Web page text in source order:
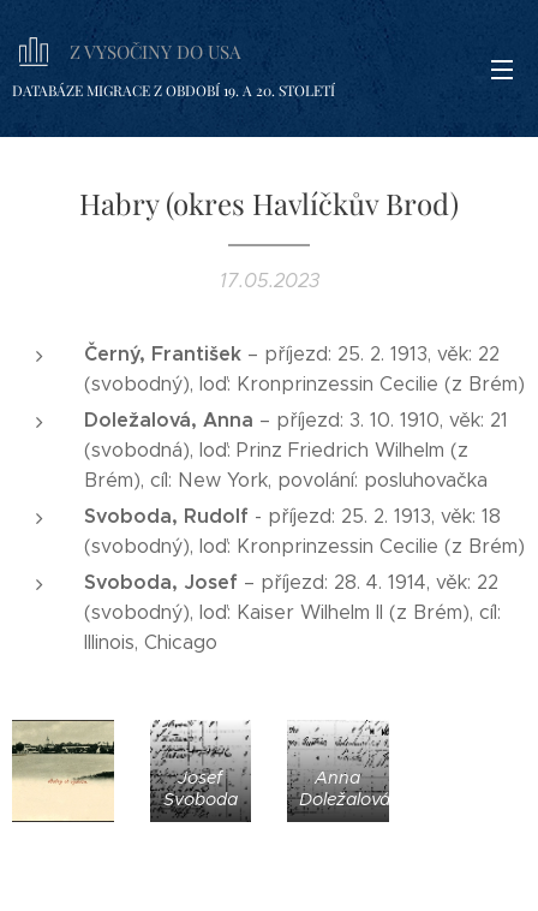
Z VYSOČINY DO USA
DATABÁZE MIGRACE Z OBDOBÍ 19. A 20. STOLETÍ
Habry (okres Havlíčkův Brod)
17.05.2023
Černý, František – příjezd: 25. 2. 1913, věk: 22
(svobodný), loď: Kronprinzessin Cecilie (z Brém)
Doležalová, Anna – příjezd: 3. 10. 1910, věk: 21
(svobodná), loď: Prinz Friedrich Wilhelm (z
Brém), cíl: New York, povolání: posluhovačka
Svoboda, Rudolf - příjezd: 25. 2. 1913, věk: 18
(svobodný), loď: Kronprinzessin Cecilie (z Brém)
Svoboda, Josef – příjezd: 28. 4. 1914, věk: 22
(svobodný), loď: Kaiser Wilhelm II (z Brém), cíl:
Illinois, Chicago
Josef
Svoboda
Anna
Doležalová